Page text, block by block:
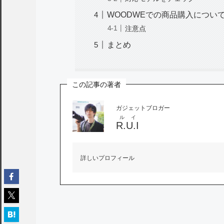
WOODWEでの商品購入につい
注意点
まとめ
この記事の著者
ガジェットブロガー
R.U.I
ルイ
詳しいプロフィール